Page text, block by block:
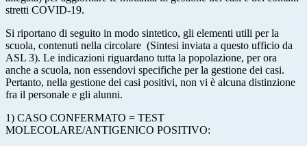
stretti COVID-19.
Si riportano di seguito in modo sintetico, gli elementi utili per la
scuola, contenuti nella circolare (Sintesi inviata a questo ufficio da
ASL 3). Le indicazioni riguardano tutta la popolazione, per ora
anche a scuola, non essendovi specifiche per la gestione dei casi.
Pertanto, nella gestione dei casi positivi, non vi è alcuna distinzione
fra il personale e gli alunni.
1) CASO CONFERMATO = TEST
MOLECOLARE/ANTIGENICO POSITIVO: